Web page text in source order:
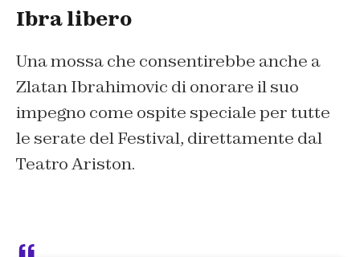
Ibra libero
Una mossa che consentirebbe anche a
Zlatan Ibrahimovic di onorare il suo
impegno come ospite speciale per tutte
le serate del Festival, direttamente dal
Teatro Ariston.